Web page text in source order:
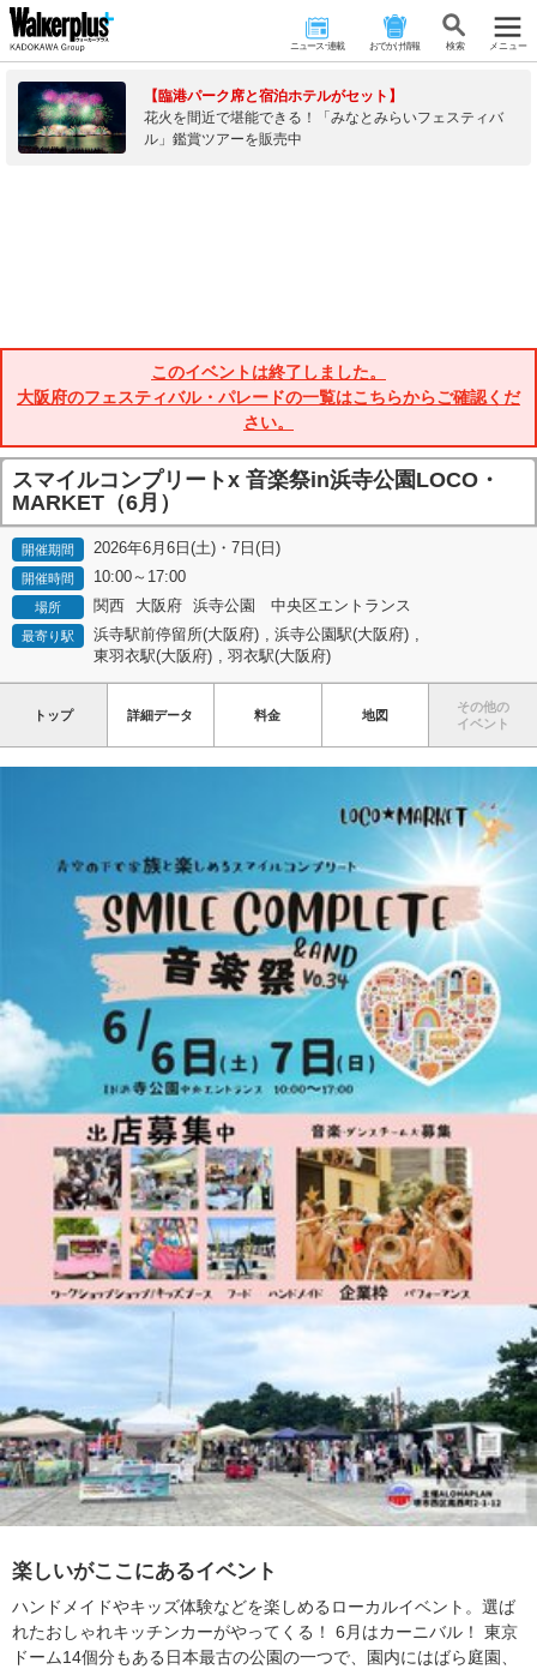
ニュース･連載 おでかけ情報 検 索 メニュー
【臨港パーク席と宿泊ホテルがセット】
花火を間近で堪能できる！「みなとみらいフェスティバ
ル」鑑賞ツアーを販売中
このイベントは終了しました。
大阪府のフェスティバル・パレードの一覧はこちらからご確認くだ
さい。
スマイルコンプリートx 音楽祭in浜寺公園LOCO・
MARKET（6月）
開催期間 2026年6月6日(土)・7日(日)
開催時間 10:00～17:00
場所 関西 大阪府 浜寺公園 中央区エントランス
最寄り駅 浜寺駅前停留所(大阪府) , 浜寺公園駅(大阪府) ,
東羽衣駅(大阪府) , 羽衣駅(大阪府)
トップ 詳細データ 料金 地図
その他の
イベント
楽しいがここにあるイベント
ハンドメイドやキッズ体験などを楽しめるローカルイベント。選ば
れたおしゃれキッチンカーがやってくる！ 6月はカーニバル！ 東京
ドーム14個分もある日本最古の公園の一つで、園内にはばら庭園、